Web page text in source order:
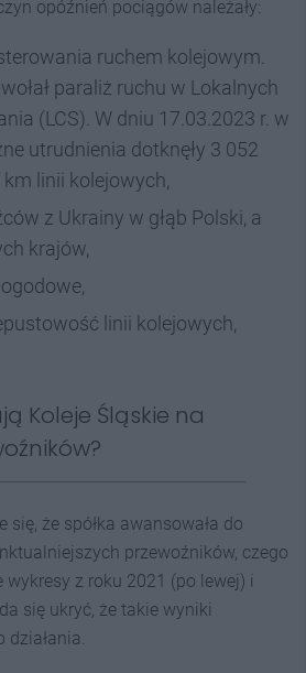
opóźnień pociągów należały:
ruchem kolejowym.
paraliż ruchu w Lokalnych
(LCS). W dniu 17.03.2023 r. w
utrudnienia dotknęły 3 052
linii kolejowych,
z Ukrainy w głąb Polski, a
krajów,
linii kolejowych,
Koleje Śląskie na
się, że spółka awansowała do
przewoźników, czego
z roku 2021 (po lewej) i
się ukryć, że takie wyniki